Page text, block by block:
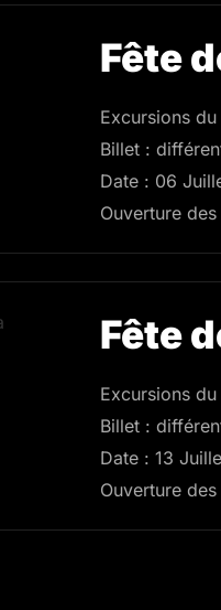
Fête
Excursions
Billet :
Date : 06
Ouverture
Fête
Excursions
Billet :
Date : 13
Ouverture